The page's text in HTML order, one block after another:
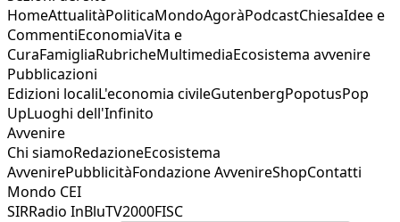
HomeAttualitàPoliticaMondoAgoràPodcastChiesaIdee e
CommentiEconomiaVita e
CuraFamigliaRubricheMultimediaEcosistema avvenire
Pubblicazioni
Edizioni localiL'economia civileGutenbergPopotusPop
UpLuoghi dell'Infinito
Avvenire
Chi siamoRedazioneEcosistema
AvvenirePubblicitàFondazione AvvenireShopContatti
Mondo CEI
SIRRadio InBluTV2000FISC